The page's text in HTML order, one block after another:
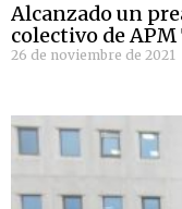
Alcanzado un
colectivo de
26 de noviembre de 2021